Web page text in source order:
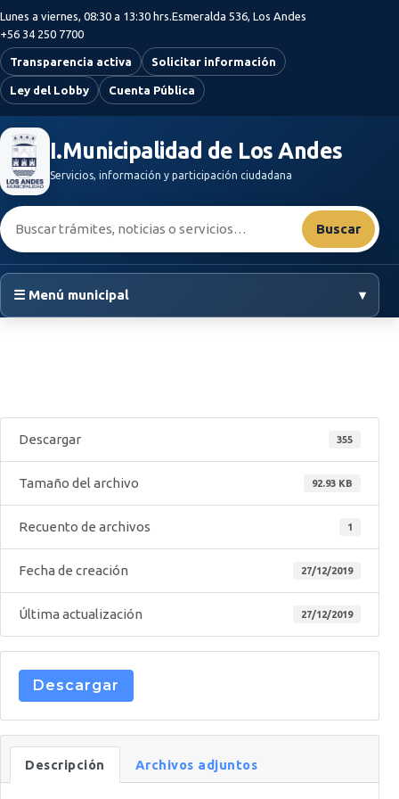
Saltar al contenido principal
Lunes a viernes, 08:30 a 13:30 hrs.Esmeralda 536, Los Andes
+56 34 250 7700
Transparencia activa Solicitar información
Ley del Lobby Cuenta Pública
I.Municipalidad de Los Andes
Servicios, información y participación ciudadana
Buscar:
Buscar
☰ Menú municipal ▾
Descargar 355
Tamaño del archivo 92.93 KB
Recuento de archivos 1
Fecha de creación 27/12/2019
Última actualización 27/12/2019
Descargar
Descripción Archivos adjuntos